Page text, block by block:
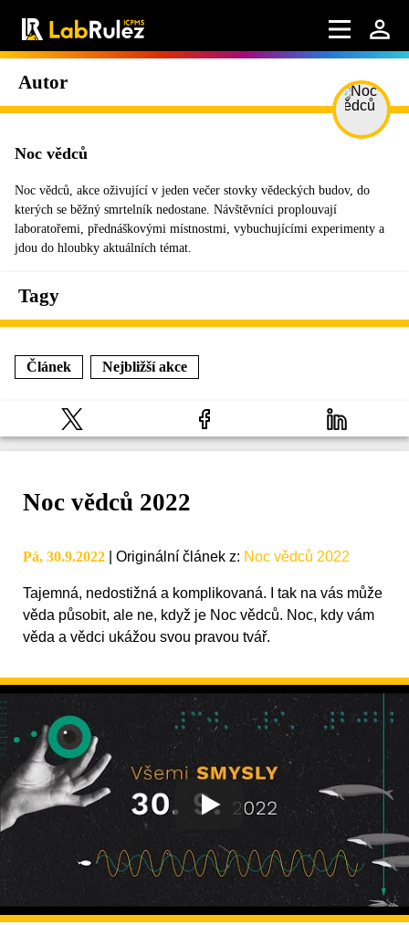
Autor
Noc vědců
Noc vědců, akce oživující v jeden večer stovky vědeckých budov, do
kterých se běžný smrtelník nedostane. Návštěvníci proplouvají
laboratořemi, přednáškovými místnostmi, vybuchujícími experimenty a
jdou do hloubky aktuálních témat.
Tagy
Článek Nejbližší akce
Noc vědců 2022
Pá, 30.9.2022 Originální článek z: Noc vědců 2022
Tajemná, nedostižná a komplikovaná. I tak na vás může
věda působit, ale ne, když je Noc vědců. Noc, kdy vám
věda a vědci ukážou svou pravou tvář.